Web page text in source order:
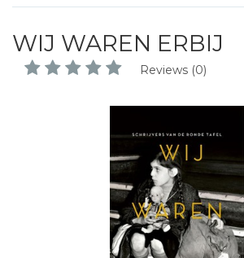
WIJ WAREN ERBIJ
Reviews (0)
Schrijf hieronder je review!